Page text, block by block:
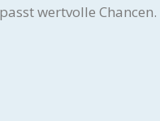
wertvolle Chancen.